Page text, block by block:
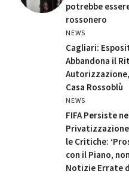
potrebbe
rossonero
NEWS
Cagliari:
Abbandona il
Casa Rossoblù
NEWS
FIFA Persiste
le Critiche:
con il Piano,
Notizie Errate